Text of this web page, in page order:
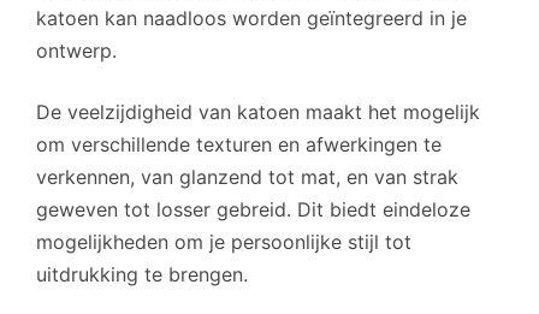
katoen kan naadloos worden geïntegreerd in je
ontwerp.
De veelzijdigheid van katoen maakt het mogelijk
om verschillende texturen en afwerkingen te
verkennen, van glanzend tot mat, en van strak
geweven tot losser gebreid. Dit biedt eindeloze
mogelijkheden om je persoonlijke stijl tot
uitdrukking te brengen.